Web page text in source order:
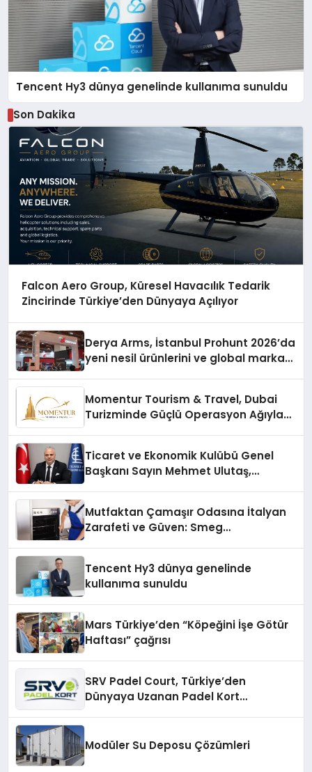
Tencent Hy3 dünya genelinde kullanıma sunuldu
Son Dakika
Falcon Aero Group, Küresel Havacılık Tedarik
Zincirinde Türkiye’den Dünyaya Açılıyor
Derya Arms, İstanbul Prohunt 2026’da
yeni nesil ürünlerini ve global marka
Momentur Tourism & Travel, Dubai
Turizminde Güçlü Operasyon Ağıyla
Ticaret ve Ekonomik Kulübü Genel
Başkanı Sayın Mehmet Ulutaş,
Mutfaktan Çamaşır Odasına İtalyan
Zarafeti ve Güven: Smeg
Tencent Hy3 dünya genelinde
kullanıma sunuldu
Mars Türkiye’den “Köpeğini İşe Götür
Haftası” çağrısı
SRV Padel Court, Türkiye’den
Dünyaya Uzanan Padel Kort
Modüler Su Deposu Çözümleri